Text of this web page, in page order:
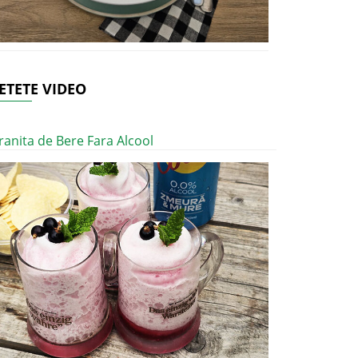
VIDEO
de Bere Fara Alcool